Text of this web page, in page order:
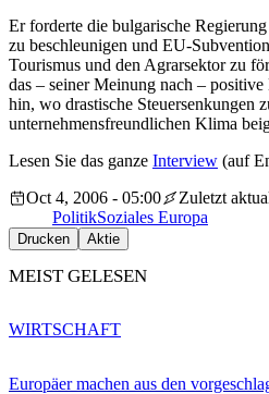
Er forderte die bulgarische
zu beschleunigen und EU-
Tourismus und den Agrarsektor zu
das – seiner Meinung nach –
hin, wo drastische Steuersenkungen
unternehmensfreundlichen Klima
Lesen Sie das ganze Interview (auf
Oct 4, 2006 - 05:00
Zuletzt
PolitikSoziales Europa
Drucken Aktie
MEIST GELESEN
Europäer machen aus den
WIRTSCHAFT